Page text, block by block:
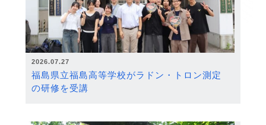
2026.07.27
福島県立福島高等学校がラドン・トロン測定
の研修を受講